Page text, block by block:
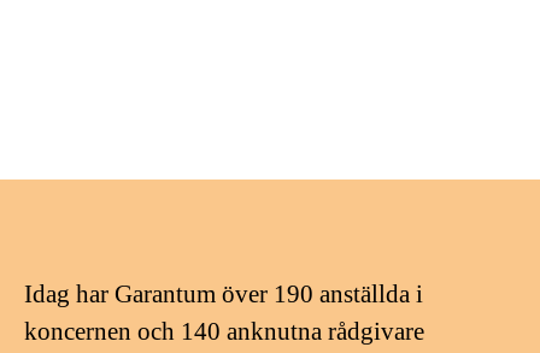
Idag har Garantum över 190 anställda i
koncernen och 140 anknutna rådgivare